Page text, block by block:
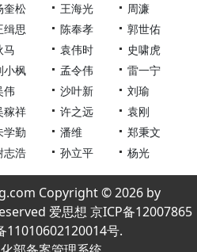
奎松 王海光
周濂
缉思 陈奉孝
郭世佑
马 袁伟时
史啸虎
小枫 孟令伟
雷一宁
伟 沙叶新
刘瑜
稼祥 许之远
袁刚
学勤 潘维
郑秉文
志浩 孙立平 杨光
Copyright © 2026 by
爱思想 京ICP备12007865
11010602120014号.